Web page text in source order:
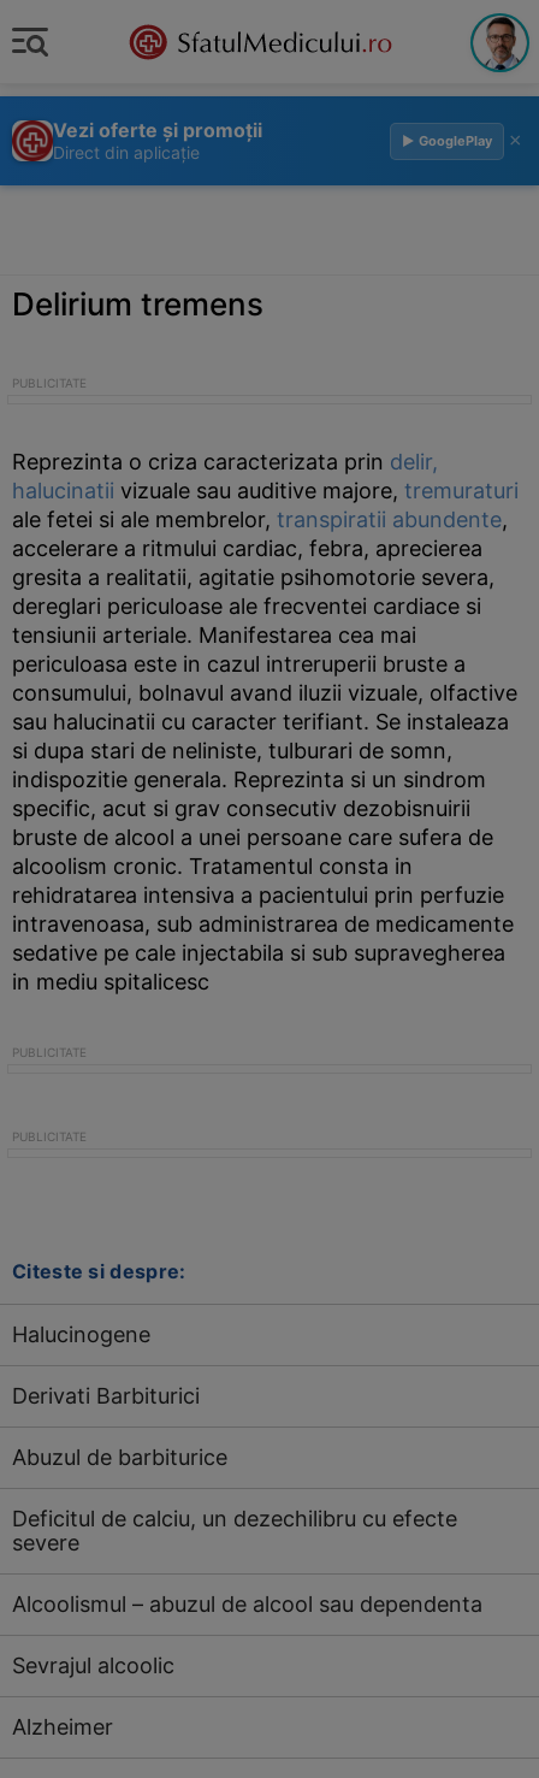
Vezi oferte și promoții
Direct din aplicație
▶ GooglePlay ×
Delirium tremens
Reprezinta o criza caracterizata prin delir,
halucinatii vizuale sau auditive majore, tremuraturi
ale fetei si ale membrelor, transpiratii abundente,
accelerare a ritmului cardiac, febra, aprecierea
gresita a realitatii, agitatie psihomotorie severa,
dereglari periculoase ale frecventei cardiace si
tensiunii arteriale. Manifestarea cea mai
periculoasa este in cazul intreruperii bruste a
consumului, bolnavul avand iluzii vizuale, olfactive
sau halucinatii cu caracter terifiant. Se instaleaza
si dupa stari de neliniste, tulburari de somn,
indispozitie generala. Reprezinta si un sindrom
specific, acut si grav consecutiv dezobisnuirii
bruste de alcool a unei persoane care sufera de
alcoolism cronic. Tratamentul consta in
rehidratarea intensiva a pacientului prin perfuzie
intravenoasa, sub administrarea de medicamente
sedative pe cale injectabila si sub supravegherea
in mediu spitalicesc
Citeste si despre:
Halucinogene
Derivati Barbiturici
Abuzul de barbiturice
Deficitul de calciu, un dezechilibru cu efecte
severe
Alcoolismul – abuzul de alcool sau dependenta
Sevrajul alcoolic
Alzheimer